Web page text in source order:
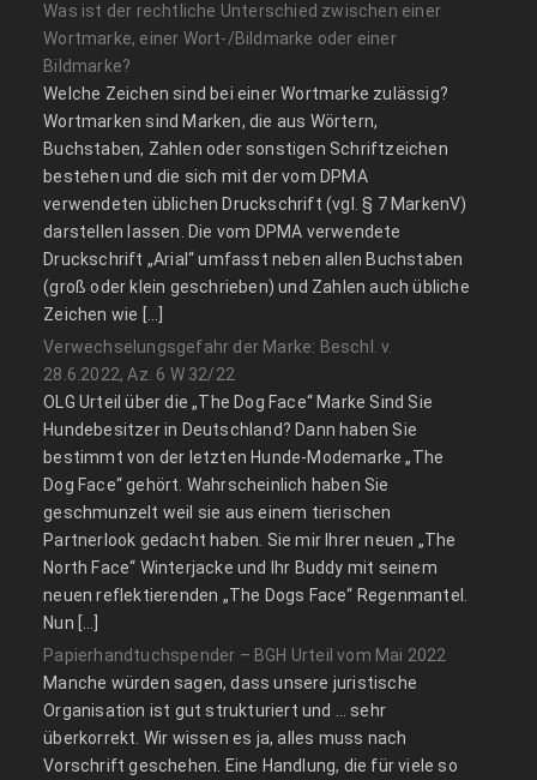
Was ist der rechtliche Unterschied zwischen einer
Wortmarke, einer Wort-/Bildmarke oder einer
Bildmarke?
Welche Zeichen sind bei einer Wortmarke zulässig?
Wortmarken sind Marken, die aus Wörtern,
Buchstaben, Zahlen oder sonstigen Schriftzeichen
bestehen und die sich mit der vom DPMA
verwendeten üblichen Druckschrift (vgl. § 7 MarkenV)
darstellen lassen. Die vom DPMA verwendete
Druckschrift „Arial“ umfasst neben allen Buchstaben
(groß oder klein geschrieben) und Zahlen auch übliche
Zeichen wie […]
Verwechselungsgefahr der Marke: Beschl. v.
28.6.2022, Az. 6 W 32/22
OLG Urteil über die „The Dog Face“ Marke Sind Sie
Hundebesitzer in Deutschland? Dann haben Sie
bestimmt von der letzten Hunde-Modemarke „The
Dog Face“ gehört. Wahrscheinlich haben Sie
geschmunzelt weil sie aus einem tierischen
Partnerlook gedacht haben. Sie mir Ihrer neuen „The
North Face“ Winterjacke und Ihr Buddy mit seinem
neuen reflektierenden „The Dogs Face“ Regenmantel.
Nun […]
Papierhandtuchspender – BGH Urteil vom Mai 2022
Manche würden sagen, dass unsere juristische
Organisation ist gut strukturiert und … sehr
überkorrekt. Wir wissen es ja, alles muss nach
Vorschrift geschehen. Eine Handlung, die für viele so